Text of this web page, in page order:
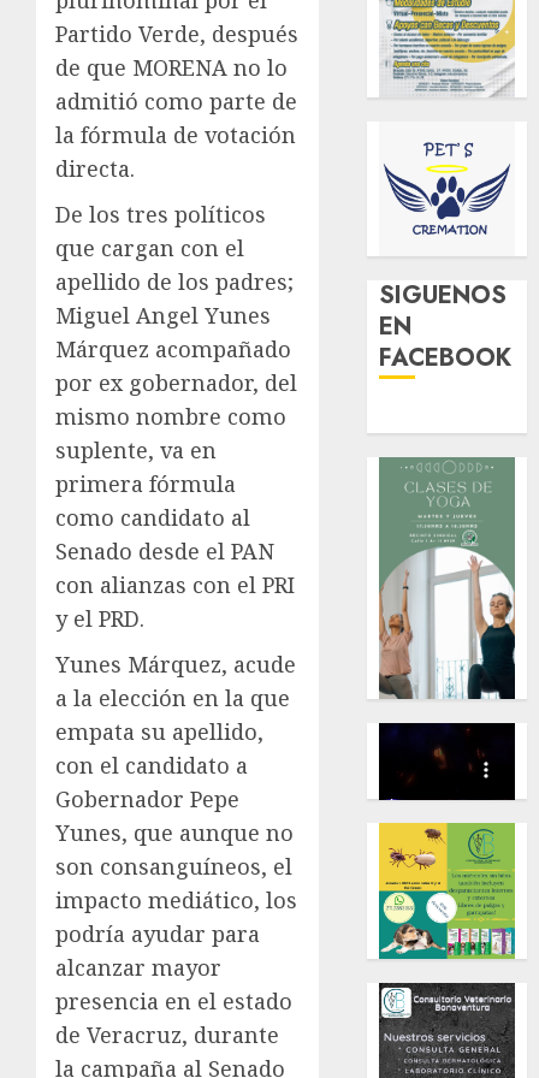
Partido Verde, después
de que MORENA no lo
admitió como parte de
la fórmula de votación
directa.
De los tres políticos
que cargan con el
apellido de los padres;
Miguel Angel Yunes
Márquez acompañado
por ex gobernador, del
mismo nombre como
suplente, va en
primera fórmula
como candidato al
Senado desde el PAN
con alianzas con el PRI
y el PRD.
Yunes Márquez, acude
a la elección en la que
empata su apellido,
con el candidato a
Gobernador Pepe
Yunes, que aunque no
son consanguíneos, el
impacto mediático, los
podría ayudar para
alcanzar mayor
presencia en el estado
de Veracruz, durante
la campaña al Senado
SIGUENOS
EN
FACEBOOK